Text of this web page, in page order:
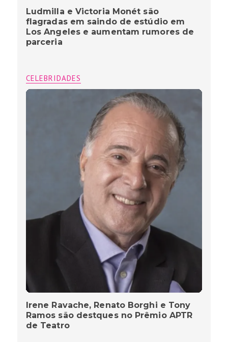
Ludmilla e Victoria Monét são
flagradas em saindo de estúdio em
Los Angeles e aumentam rumores de
parceria
CELEBRIDADES
Irene Ravache, Renato Borghi e Tony
Ramos são destques no Prêmio APTR
de Teatro